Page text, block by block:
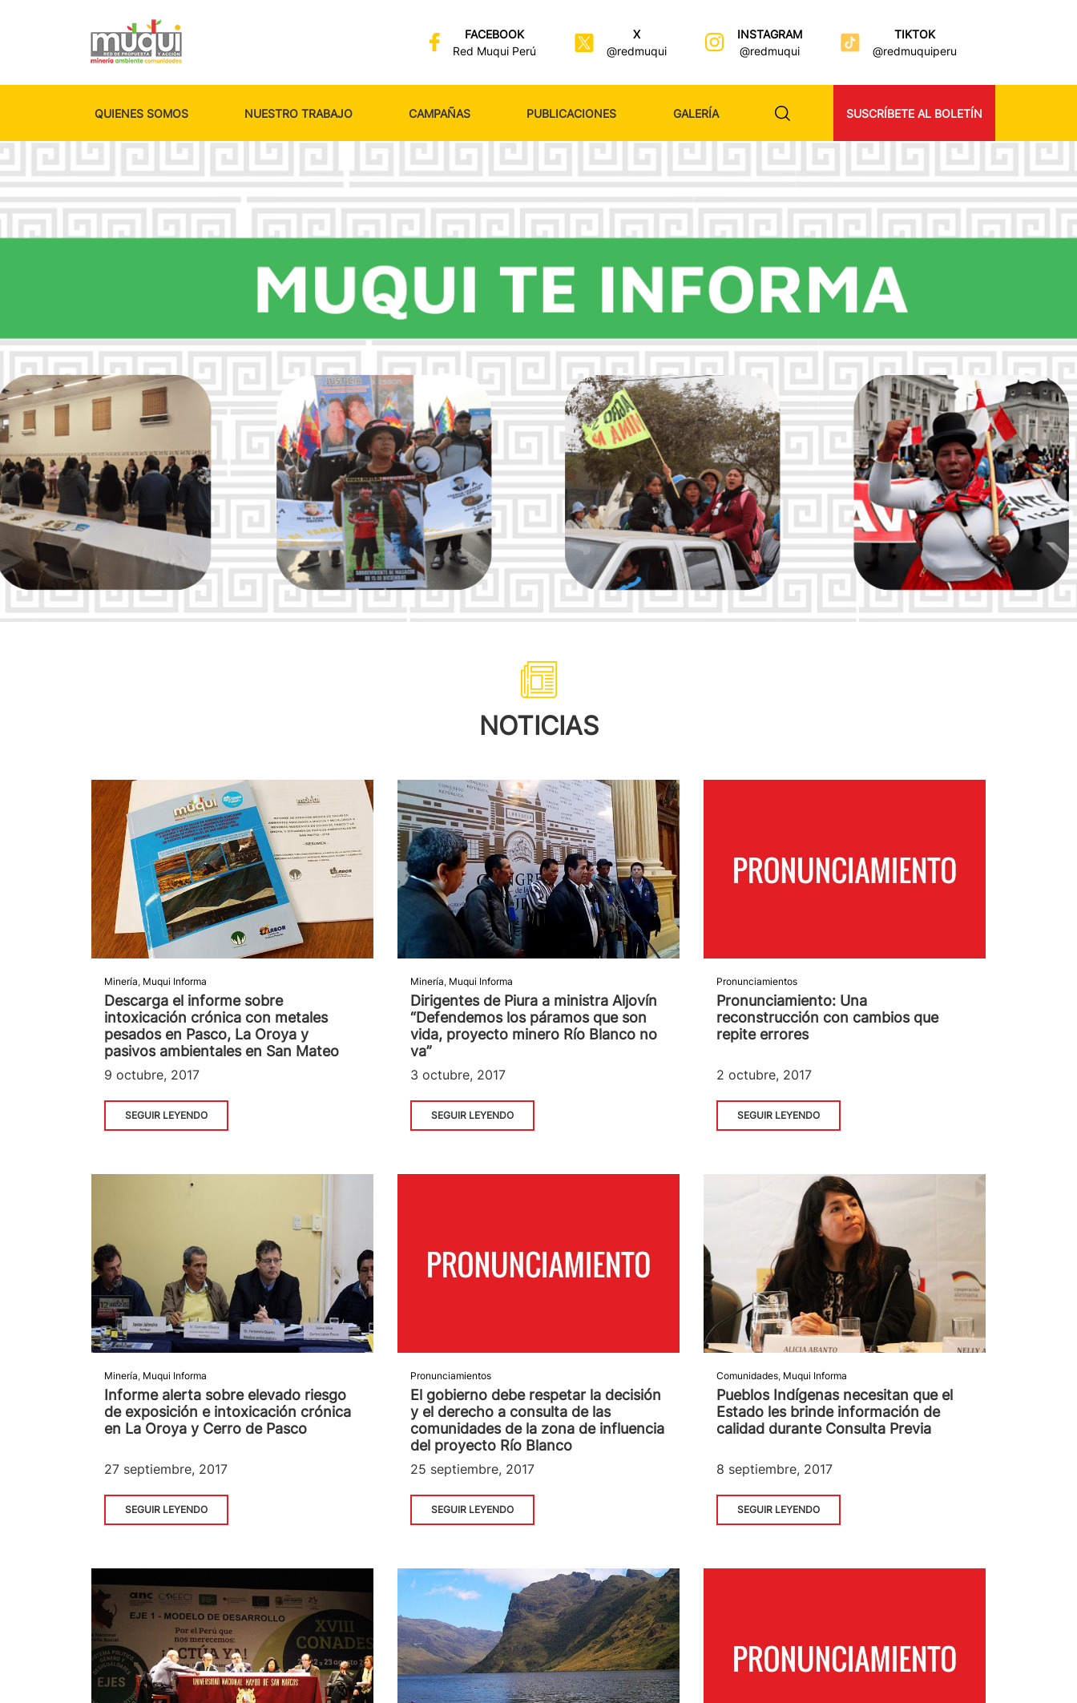
FACEBOOK
Red Muqui Perú
X
@redmuqui
INSTAGRAM
@redmuqui
TIKTOK
@redmuquiperu
QUIENES SOMOS NUESTRO TRABAJO CAMPAÑAS PUBLICACIONES GALERÍA SUSCRÍBETE AL BOLETÍN
NOTICIAS
Minería, Muqui Informa
Descarga el informe sobre
intoxicación crónica con metales
pesados en Pasco, La Oroya y
pasivos ambientales en San Mateo
9 octubre, 2017
SEGUIR LEYENDO
Minería, Muqui Informa
Dirigentes de Piura a ministra Aljovín
“Defendemos los páramos que son
vida, proyecto minero Río Blanco no
va”
3 octubre, 2017
SEGUIR LEYENDO
Pronunciamientos
Pronunciamiento: Una
reconstrucción con cambios que
repite errores
2 octubre, 2017
SEGUIR LEYENDO
Minería, Muqui Informa
Informe alerta sobre elevado riesgo
de exposición e intoxicación crónica
en La Oroya y Cerro de Pasco
27 septiembre, 2017
SEGUIR LEYENDO
Pronunciamientos
El gobierno debe respetar la decisión
y el derecho a consulta de las
comunidades de la zona de influencia
del proyecto Río Blanco
25 septiembre, 2017
SEGUIR LEYENDO
Comunidades, Muqui Informa
Pueblos Indígenas necesitan que el
Estado les brinde información de
calidad durante Consulta Previa
8 septiembre, 2017
SEGUIR LEYENDO